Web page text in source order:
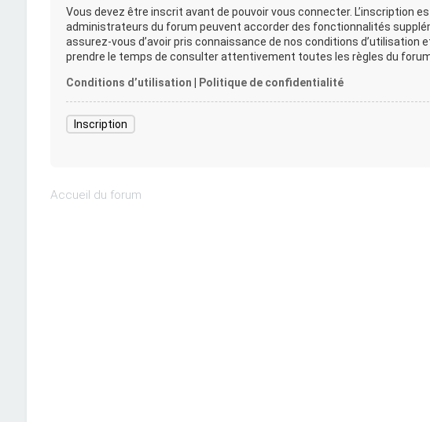
Vous devez être inscrit avant de pouvoir vous connecter. L’inscription
administrateurs du forum peuvent accorder des fonctionnalités
assurez-vous d’avoir pris connaissance de nos conditions
prendre le temps de consulter attentivement toutes les règles du
Conditions d’utilisation Politique de confidentialité
Inscription
Accueil du forum